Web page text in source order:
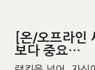
[온/오프라인
보다 중요…